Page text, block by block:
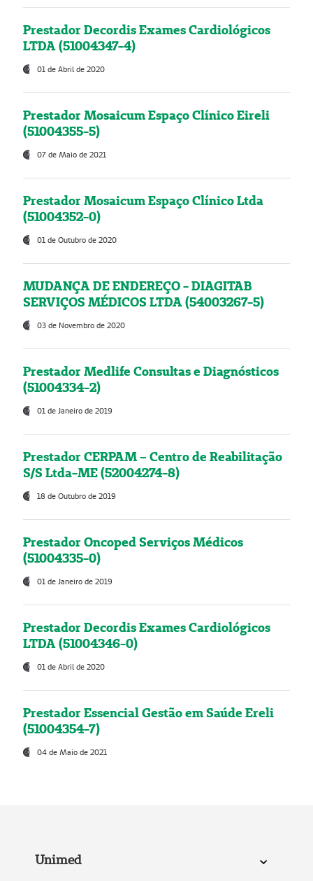
Prestador Decordis Exames Cardiológicos
LTDA (51004347-4)
01 de Abril de 2020
Prestador Mosaicum Espaço Clínico Eireli
(51004355-5)
07 de Maio de 2021
Prestador Mosaicum Espaço Clínico Ltda
(51004352-0)
01 de Outubro de 2020
MUDANÇA DE ENDEREÇO - DIAGITAB
SERVIÇOS MÉDICOS LTDA (54003267-5)
03 de Novembro de 2020
Prestador Medlife Consultas e Diagnósticos
(51004334-2)
01 de Janeiro de 2019
Prestador CERPAM – Centro de Reabilitação
S/S Ltda-ME (52004274-8)
18 de Outubro de 2019
Prestador Oncoped Serviços Médicos
(51004335-0)
01 de Janeiro de 2019
Prestador Decordis Exames Cardiológicos
LTDA (51004346-0)
01 de Abril de 2020
Prestador Essencial Gestão em Saúde Ereli
(51004354-7)
04 de Maio de 2021
Unimed